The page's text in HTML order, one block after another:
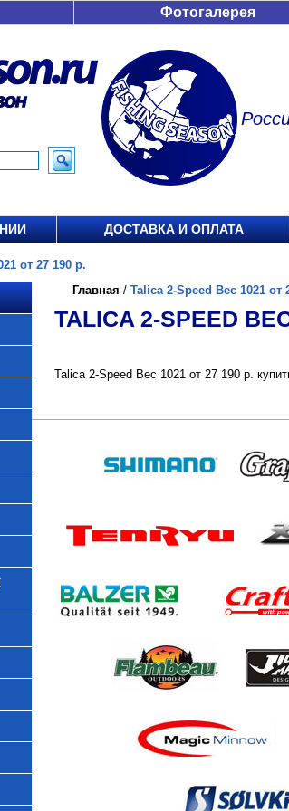
Фотогалерея
ДОСТАВКА И ОПЛАТА
от 27 190 р.
Главная / Talica 2-Speed Вес 1021 от
TALICA 2-SPEED
Talica 2-Speed Вес 1021 от 27 190 р.